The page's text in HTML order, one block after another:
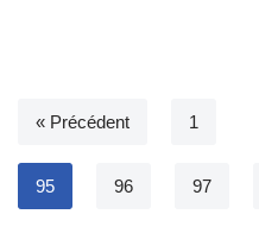
« Précédent 1
95 96 97